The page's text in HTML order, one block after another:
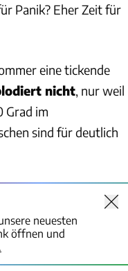
Panik? Eher Zeit für
eine tickende
nicht , nur weil
Grad im
sind für deutlich
neuesten
öffnen und